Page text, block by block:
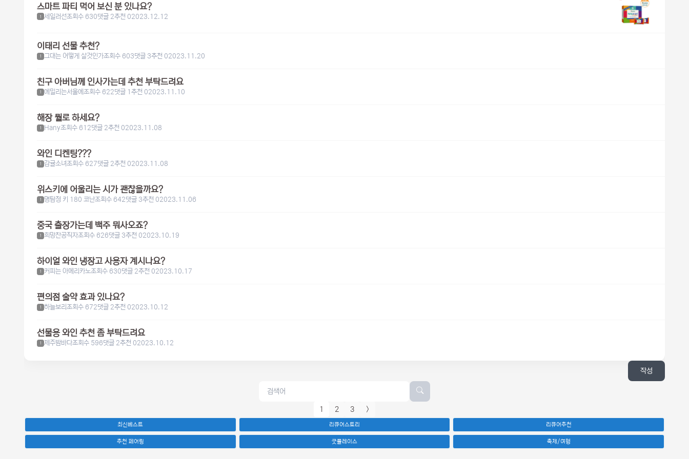
스마트 파티 먹어 보신 분 있나요?
1 세일러선조회수 630댓글 2추천 02023.12.12
이태리 선물 추천?
1 그대는 어떻게 살것인가조회수 603댓글 3추천 02023.11.20
친구 아버님께 인사가는데 추천 부탁드려요
1 에밀리는서울에 조회수 622댓글 1 추천 02023.11.10
해장 뭘로 하세요?
1 Hany조회수 612댓글 2추천 02023.11.08
와인 디켄팅???
1 감귤소녀조회수 627댓글 2추천 02023.11.08
위스키에 어울리는 시가 괜찮을까요?
1 명탐정 키 180 코난조회수 642댓글 3추천 02023.11.06
중국 출장가는데 백주 뭐사오죠?
1 희망찬공직자조회수 626댓글 3추천 02023.10.19
하이얼 와인 냉장고 사용자 계시나요?
1 커피는 아메리카노조회수 630댓글 2추천 02023.10.17
편의점 술약 효과 있나요?
1 하늘보리조회수 672댓글 2추천 02023.10.12
선물용 와인 추천 좀 부탁드려요
1 제주밤바다조회수 596댓글 2추천 02023.10.12
작성
1 2 3 >
최신베스트 리큐어스토리 리큐어추천
추천 페어링 굿플레이스 축제/여행